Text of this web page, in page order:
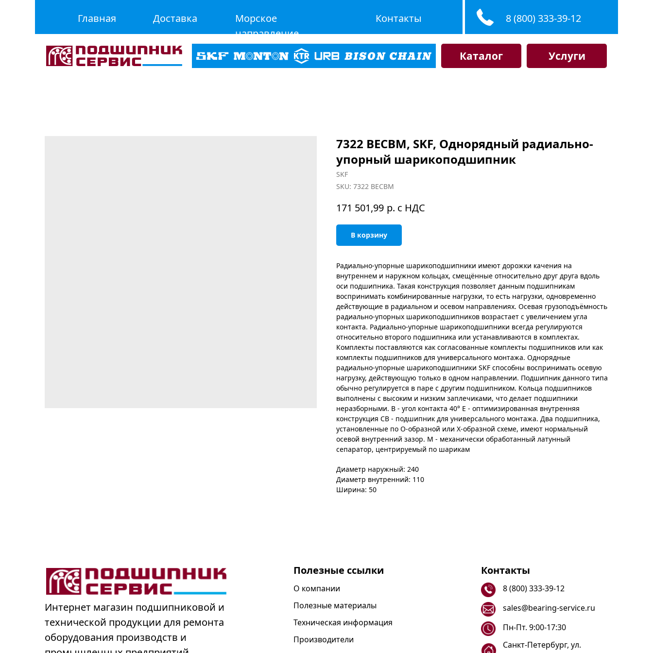
Главная Доставка
Морское
направление
Контакты 8 (800) 333-39-12
Каталог Услуги
7322 BECBM, SKF, Однорядный радиально-
упорный шарикоподшипник
SKF
SKU: 7322 BECBM
171 501,99 р. с НДС
В корзину
Радиально-упорные шарикоподшипники имеют дорожки качения на
внутреннем и наружном кольцах, смещённые относительно друг друга вдоль
оси подшипника. Такая конструкция позволяет данным подшипникам
воспринимать комбинированные нагрузки, то есть нагрузки, одновременно
действующие в радиальном и осевом направлениях. Осевая грузоподъёмность
радиально-упорных шарикоподшипников возрастает с увеличением угла
контакта. Радиально-упорные шарикоподшипники всегда регулируются
относительно второго подшипника или устанавливаются в комплектах.
Комплекты поставляются как согласованные комплекты подшипников или как
комплекты подшипников для универсального монтажа. Однорядные
радиально-упорные шарикоподшипники SKF способны воспринимать осевую
нагрузку, действующую только в одном направлении. Подшипник данного типа
обычно регулируется в паре с другим подшипником. Кольца подшипников
выполнены с высоким и низким заплечиками, что делает подшипники
неразборными. B - угол контакта 40° E - оптимизированная внутренняя
конструкция CB - подшипник для универсального монтажа. Два подшипника,
установленные по О-образной или Х-образной схеме, имеют нормальный
осевой внутренний зазор. M - механически обработанный латунный
сепаратор, центрируемый по шарикам
Диаметр наружный: 240
Диаметр внутренний: 110
Ширина: 50
Интернет магазин подшипниковой и
технической продукции для ремонта
оборудования производств и
Полезные ссылки
О компании
Полезные материалы
Техническая информация
Производители
Контакты
8 (800) 333-39-12
sales@bearing-service.ru
Санкт-Петербург, ул.
Пн-Пт. 9:00-17:30